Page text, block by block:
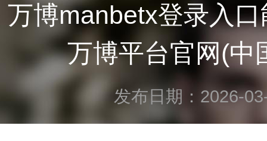
万博manbetx登录入
万博平台官网(中
发布日期：2026-